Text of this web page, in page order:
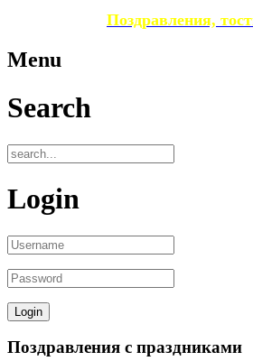
Поздравления,
Menu
Search
Login
Поздравления с праздниками